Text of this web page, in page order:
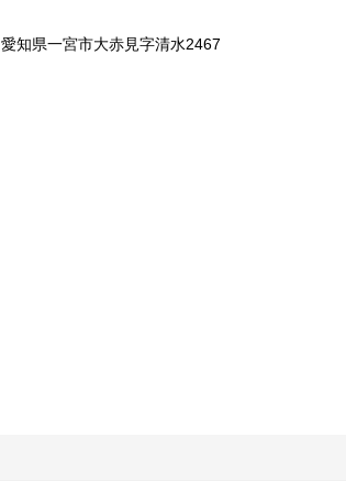
愛知県一宮市大赤見字清水2467